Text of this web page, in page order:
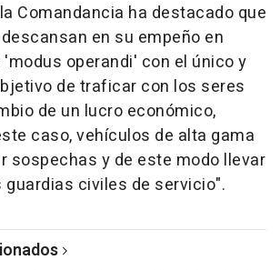
Comandancia ha destacado que
en su empeño en
operandi' con el único y
de traficar con los seres
de un lucro económico,
caso, vehículos de alta gama
sospechas y de este modo llevar
guardias civiles de servicio".